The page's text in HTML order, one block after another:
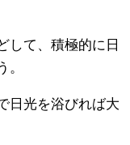
して、積極的に日
日光を浴びれば大